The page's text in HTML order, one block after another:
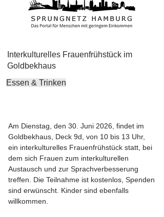
Interkulturelles Frauenfrühstück im
Goldbekhaus
Essen & Trinken
Am Dienstag, den 30. Juni 2026, findet im
Goldbekhaus, Deck 9d, von 10 bis 13 Uhr,
ein interkulturelles Frauenfrühstück statt, bei
dem sich Frauen zum interkulturellen
Austausch und zur Sprachverbesserung
treffen. Die Teilnahme ist kostenlos, Spenden
sind erwünscht. Kinder sind ebenfalls
willkommen.